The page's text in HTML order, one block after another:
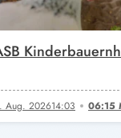
Aug. 202614:03 06:15